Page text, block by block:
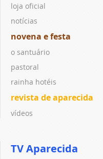
loja oficial
notícias
novena e festa
o santuário
pastoral
rainha hotéis
revista de aparecida
vídeos
TV Aparecida